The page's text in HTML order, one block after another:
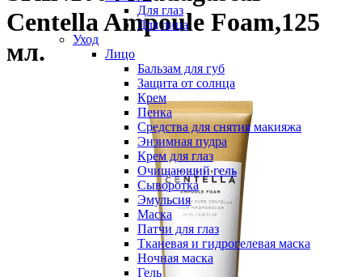
Для глаз
Для лица
Уход
Лицо
Бальзам для губ
Защита от солнца
Крем
Пенка
Средства для снятия макияжа
Энзимная пудра
Крем для глаз
Очищающий гель
Сыворотка
Эмульсия
Маска
Патчи для глаз
Тканевая и гидрогелевая маска
Ночная маска
Гель
Centella Ampoule Foam,125
мл.